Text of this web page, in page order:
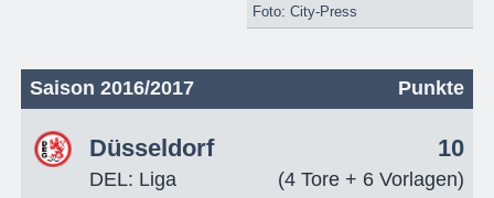
Foto: City-Press
Saison 2016/2017 Punkte
Düsseldorf
DEL: Liga
10
(4 Tore + 6 Vorlagen)